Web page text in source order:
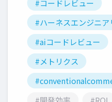
#コードレビュー
#ハーネスエンジニア
#aiコードレビュー
#メトリクス